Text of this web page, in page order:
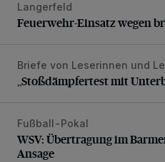
Feuerwehr-Einsatz wegen
Langerfeld
Feuerwehr-Einsatz wegen
„Stoßdämpfertest mit
Briefe von Leserinnen und
„Stoßdämpfertest mit
WSV: Übertragung im
Fußball-Pokal
WSV: Übertragung im
Ansage